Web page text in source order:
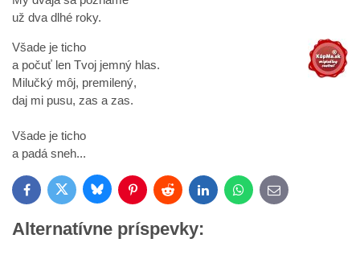
už dva dlhé roky.
Všade je ticho
a počuť len Tvoj jemný hlas.
Milučký môj, premilený,
daj mi pusu, zas a zas.
Všade je ticho
a padá sneh...
FacebookTwitter BlueskyPinterestReddit LinkedInWhatsApp
E-
mail
Alternatívne príspevky: